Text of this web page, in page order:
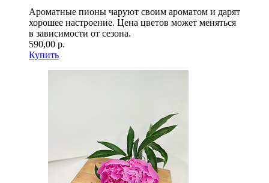
Ароматные пионы чаруют своим ароматом и дарят
хорошее настроение. Цена цветов может меняться
в зависимости от сезона.
590,00 р.
Купить